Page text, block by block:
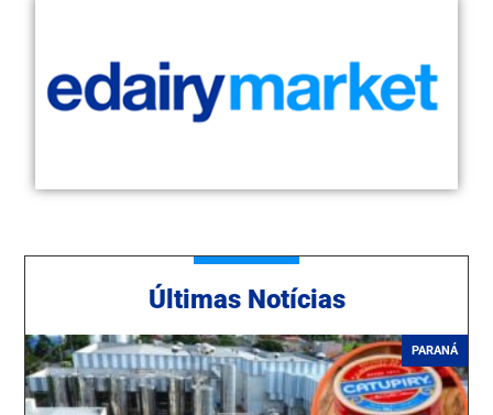
Últimas Notícias
PARANÁ